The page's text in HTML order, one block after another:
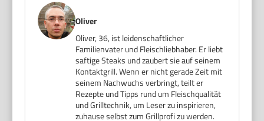
Oliver
Oliver, 36, ist leidenschaftlicher
Familienvater und Fleischliebhaber. Er liebt
saftige Steaks und zaubert sie auf seinem
Kontaktgrill. Wenn er nicht gerade Zeit mit
seinem Nachwuchs verbringt, teilt er
Rezepte und Tipps rund um Fleischqualität
und Grilltechnik, um Leser zu inspirieren,
zuhause selbst zum Grillprofi zu werden.